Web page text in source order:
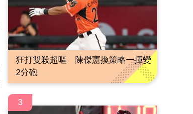
狂打雙殺超嘔 陳傑憲換策略一揮變
2分砲
3